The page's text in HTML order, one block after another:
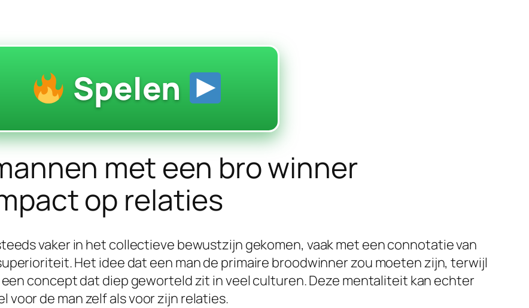
Spelen
met een bro winner
op relaties
vaker in het collectieve bewustzijn gekomen, vaak met een connotatie van
Het idee dat een man de primaire broodwinner zou moeten zijn, terwijl
concept dat diep geworteld zit in veel culturen. Deze mentaliteit kan echter
de man zelf als voor zijn relaties.